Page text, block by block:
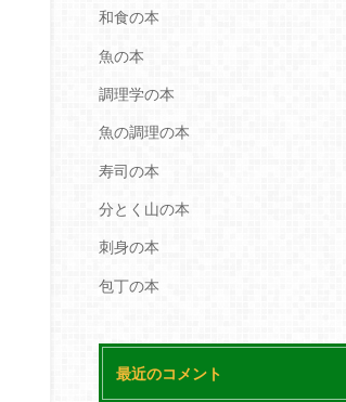
和食の本
魚の本
調理学の本
魚の調理の本
寿司の本
分とく山の本
刺身の本
包丁の本
最近のコメント